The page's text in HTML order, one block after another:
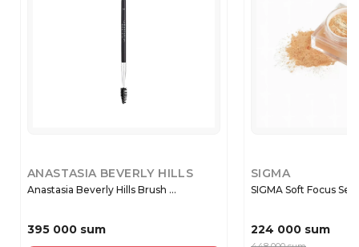
ANASTASIA BEVERLY HILLS
Anastasia Beverly Hills Brush ...
395 000 sum
SIGMA
SIGMA Soft Focus
224 000 sum